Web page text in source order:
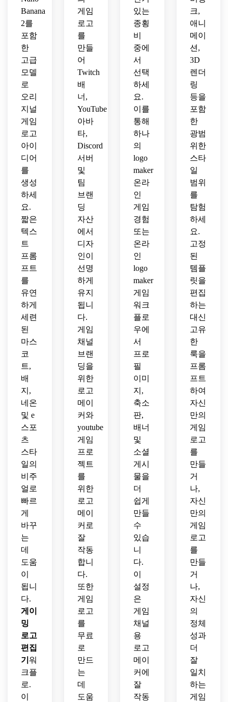
하세
엄 경
쟁 게
임 팀
로고
를 만
드세
요.
Banana
2를
포함
한
고급
모델
로
오리
지널
게임
로고
아이
디어
를
생성
하세
요.
짧은
텍스
트
프롬
프트
를
유연
하게
세련
된
마스
코
트,
배
지,
네온
및 e
스포
츠
스타
일의
비주
얼로
빠르
게
바꾸
는
데
도움
이
됩니
다.
게이
밍
로고
편집
기 워
크플
로.
이
게임
로고
를
만들
어
Twitch
배
너,
YouTube
아바
타,
Discord
서버
및
팀
브랜
딩
자산
에서
디자
인이
선명
하게
유지
됩니
다.
게임
채널
브랜
딩을
위한
로고
메이
커와
youtube
게임
프로
젝트
를
위한
로고
메이
커로
잘
작동
합니
다.
또한
게임
로고
를
무료
로
만드
는
데
도움
있는
종횡
비
중에
서
선택
하세
요.
이를
통해
하나
의
logo
maker
온라
인
게임
경험
또는
온라
인
logo
maker
게임
워크
플로
우에
서
프로
필
이미
지,
축소
판,
배너
및
소셜
게시
물을
더
쉽게
만들
수
있습
니
다.
이
설정
은
게임
채널
용
로고
메이
커에
잘
작동
크,
애니
메이
션,
3D
렌더
링
등을
포함
한
광범
위한
스타
일
범위
를
탐험
하세
요.
고정
된
템플
릿을
편집
하는
대신
고유
한
룩을
프롬
프트
하여
자신
만의
게임
로고
를
만들
거
나,
자신
만의
게임
로고
를
만들
거
나,
자신
의
정체
성과
더
잘
일치
하는
게임